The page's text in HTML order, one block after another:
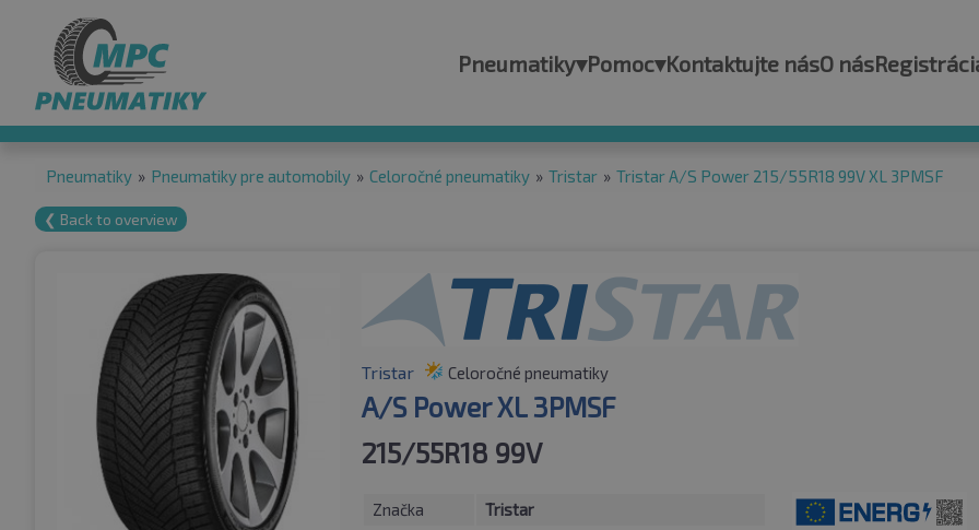
Pneumatiky▾Pomoc▾Kontaktujte násO nás
Pneumatiky » Pneumatiky pre automobily » Celoročné pneumatiky » Tristar » Tristar A/S Power 215/55R18 99V XL 3PMSF
❮ Back to overview
Tristar Celoročné pneumatiky
A/S Power XL 3PMSF
215/55R18 99V
Značka
Tristar